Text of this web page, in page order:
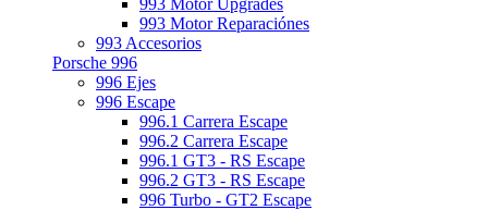
993 Motor Upgrades
993 Motor Reparaciónes
993 Accesorios
Porsche 996
996 Ejes
996 Escape
996.1 Carrera Escape
996.2 Carrera Escape
996.1 GT3 - RS Escape
996.2 GT3 - RS Escape
996 Turbo - GT2 Escape